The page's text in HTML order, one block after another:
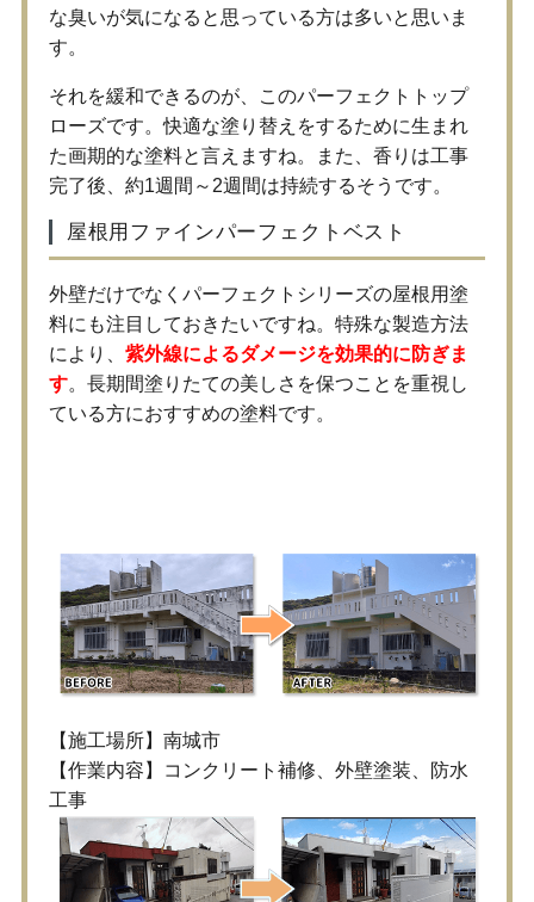
な臭いが気になると思っている方は多いと思いま
す。
それを緩和できるのが、このパーフェクトトップ
ローズです。快適な塗り替えをするために生まれ
た画期的な塗料と言えますね。また、香りは工事
完了後、約1週間～2週間は持続するそうです。
屋根用ファインパーフェクトベスト
外壁だけでなくパーフェクトシリーズの屋根用塗
料にも注目しておきたいですね。特殊な製造方法
により、 紫外線によるダメージを効果的に防ぎま
す。長期間塗りたての美しさを保つことを重視し
ている方におすすめの塗料です。
【施工場所】南城市
【作業内容】コンクリート補修、外壁塗装、防水
工事